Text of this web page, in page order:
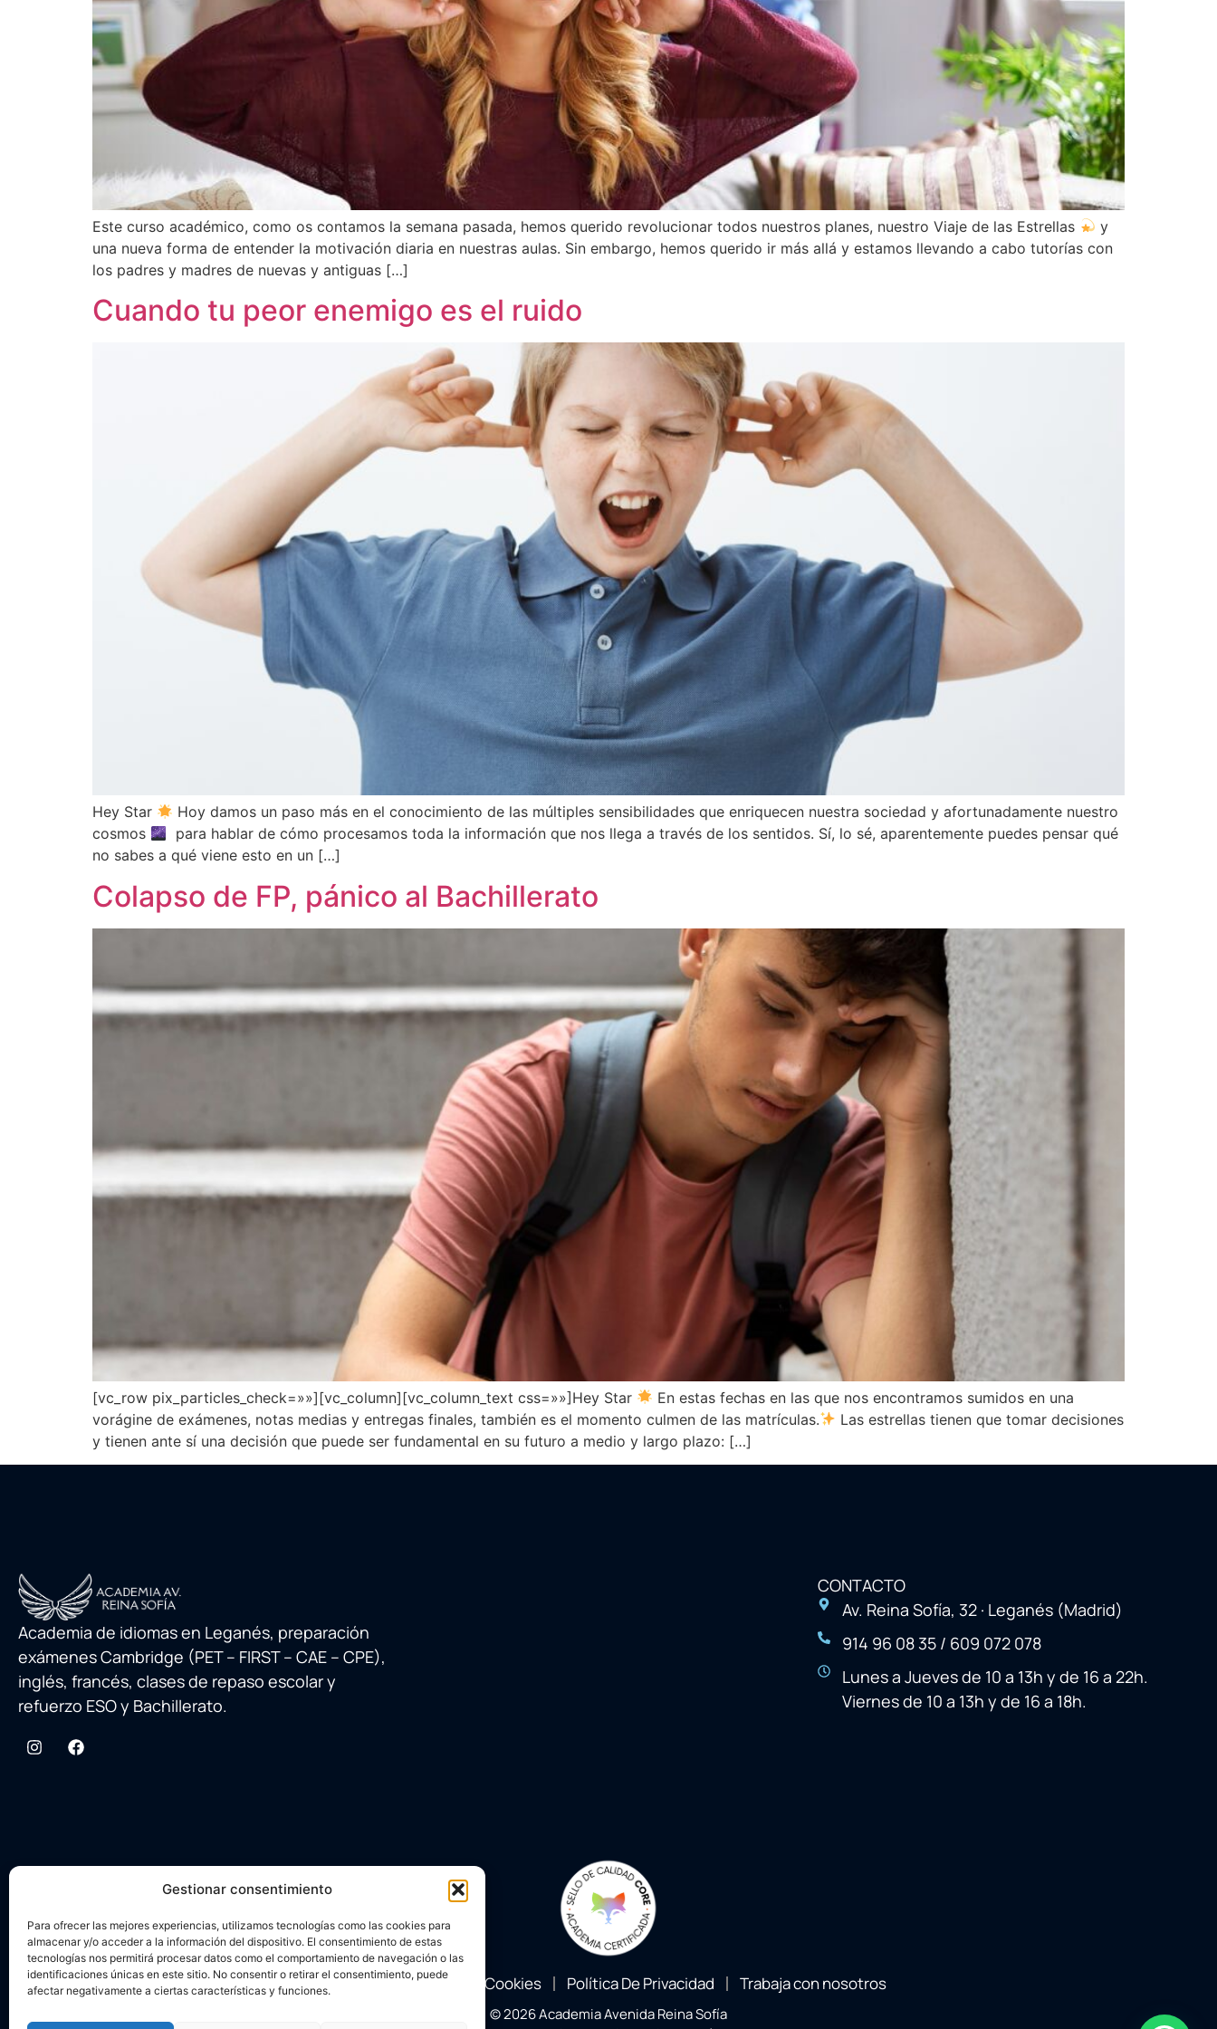
Gestionar consentimiento
Para ofrecer las mejores experiencias, utilizamos tecnologías como las cookies para
almacenar y/o acceder a la información del dispositivo. El consentimiento de estas
tecnologías nos permitirá procesar datos como el comportamiento de navegación o las
identificaciones únicas en este sitio. No consentir o retirar el consentimiento, puede
afectar negativamente a ciertas características y funciones.
Este curso académico, como os contamos la semana pasada, hemos querido revolucionar todos nuestros planes, nuestro Viaje de las Estrellas
y
una nueva forma de entender la motivación diaria en nuestras aulas. Sin embargo, hemos querido ir más allá y estamos llevando a cabo tutorías con
los padres y madres de nuevas y antiguas […]
Cuando tu peor enemigo es el ruido
Hey Star
Hoy damos un paso más en el conocimiento de las múltiples sensibilidades que enriquecen nuestra sociedad y afortunadamente nuestro
cosmos
para hablar de cómo procesamos toda la información que nos llega a través de los sentidos. Sí, lo sé, aparentemente puedes pensar qué
no sabes a qué viene esto en un […]
Colapso de FP, pánico al Bachillerato
[vc_row pix_particles_check=»»][vc_column][vc_column_text css=»»]Hey Star
En estas fechas en las que nos encontramos sumidos en una
vorágine de exámenes, notas medias y entregas finales, también es el momento culmen de las matrículas.
Las estrellas tienen que tomar decisiones
y tienen ante sí una decisión que puede ser fundamental en su futuro a medio y largo plazo: […]
Academia de idiomas en Leganés, preparación
exámenes Cambridge (PET – FIRST – CAE – CPE),
inglés, francés, clases de repaso escolar y
refuerzo ESO y Bachillerato.
CONTACTO
Av. Reina Sofía, 32 · Leganés (Madrid)
914 96 08 35 / 609 072 078
Lunes a Jueves de 10 a 13h y de 16 a 22h.
Viernes de 10 a 13h y de 16 a 18h.
Aviso legal Política Cookies Política De Privacidad Trabaja con nosotros
© 2026 Academia Avenida Reina Sofía